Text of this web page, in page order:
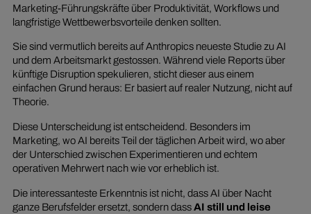
Marketing-Führungskräfte über Produktivität, Workflows und
langfristige Wettbewerbsvorteile denken sollten.
Sie sind vermutlich bereits auf Anthropics neueste Studie zu AI
und dem Arbeitsmarkt gestossen. Während viele Reports über
künftige Disruption spekulieren, sticht dieser aus einem
einfachen Grund heraus: Er basiert auf realer Nutzung, nicht auf
Theorie.
Diese Unterscheidung ist entscheidend. Besonders im
Marketing, wo AI bereits Teil der täglichen Arbeit wird, wo aber
der Unterschied zwischen Experimentieren und echtem
operativen Mehrwert nach wie vor erheblich ist.
Die interessanteste Erkenntnis ist nicht, dass AI über Nacht
ganze Berufsfelder ersetzt, sondern dassAI still und leise